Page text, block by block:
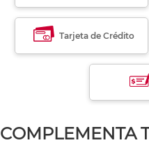
Tarjeta de Crédito
COMPLEMENTA